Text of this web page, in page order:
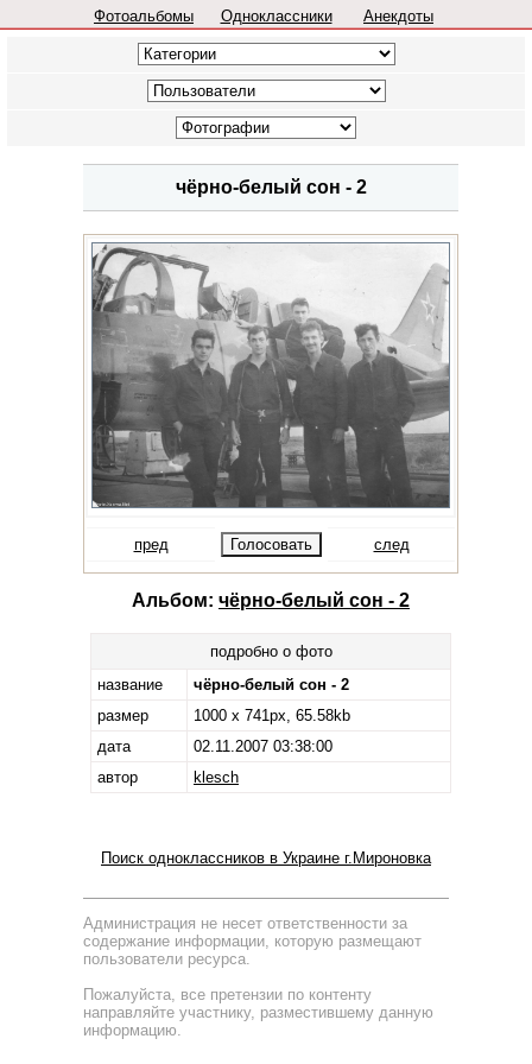
Фотоальбомы Одноклассники Анекдоты
чёрно-белый сон - 2
пред след
Альбом: чёрно-белый сон - 2
подробно о фото
название
чёрно-белый сон - 2
размер
1000 x 741px, 65.58kb
дата
02.11.2007 03:38:00
автор
klesch
Поиск одноклассников в Украине г.Мироновка
Администрация не несет ответственности за
содержание информации, которую размещают
пользователи ресурса.
Пожалуйста, все претензии по контенту
направляйте участнику, разместившему данную
информацию.